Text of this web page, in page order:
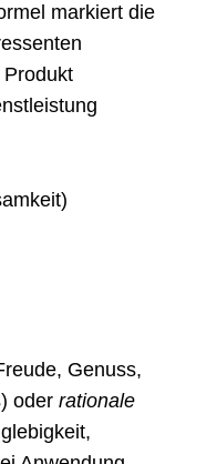
markiert die
Genuss,
oder rationale